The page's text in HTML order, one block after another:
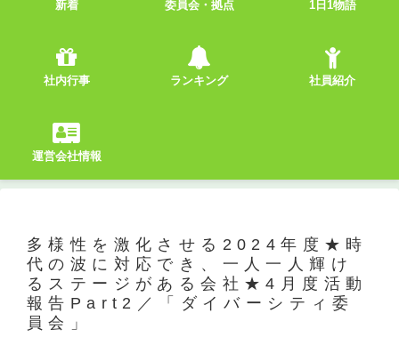
新着 委員会・拠点 1日1物語
社内行事 ランキング 社員紹介
運営会社情報
多様性を激化させる2024年度★時
代の波に対応でき、一人一人輝け
るステージがある会社★4月度活動
報告Part2／「ダイバーシティ委
員会」